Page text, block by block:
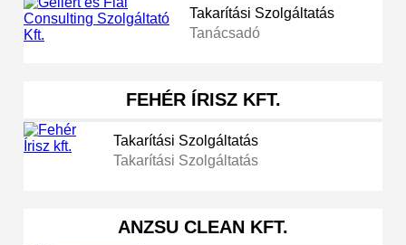
Takarítási Szolgáltatás
Tanácsadó
FEHÉR ÍRISZ KFT.
Takarítási Szolgáltatás
Takarítási Szolgáltatás
ANZSU CLEAN KFT.